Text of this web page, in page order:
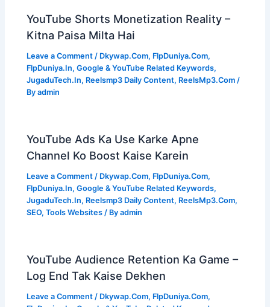
YouTube Shorts Monetization Reality –
Kitna Paisa Milta Hai
Leave a Comment / Dkywap.Com, FlpDuniya.Com,
FlpDuniya.In,Google & YouTube Related Keywords,
JugaduTech.In, Reelsmp3 Daily Content, ReelsMp3.Com /
Byadmin
YouTube Ads Ka Use Karke Apne
Channel Ko Boost Kaise Karein
Leave a Comment / Dkywap.Com, FlpDuniya.Com,
FlpDuniya.In,Google & YouTube Related Keywords,
JugaduTech.In, Reelsmp3 Daily Content, ReelsMp3.Com,
SEO,Tools Websites / Byadmin
YouTube Audience Retention Ka Game –
Log End Tak Kaise Dekhen
Leave a Comment / Dkywap.Com, FlpDuniya.Com,